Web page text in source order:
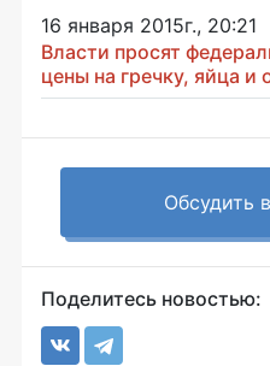
16 января 2015г., 20:21
Власти просят
цены на гречку, яйца и
Обсудить
Поделитесь новостью: